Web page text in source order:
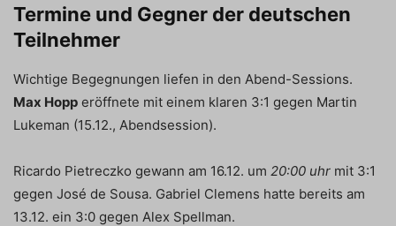
Termine und Gegner der deutschen
Teilnehmer
Wichtige Begegnungen liefen in den Abend-Sessions.
Max Hopp eröffnete mit einem klaren 3:1 gegen Martin
Lukeman (15.12., Abendsession).
Ricardo Pietreczko gewann am 16.12. um 20:00 uhr mit 3:1
gegen José de Sousa. Gabriel Clemens hatte bereits am
13.12. ein 3:0 gegen Alex Spellman.